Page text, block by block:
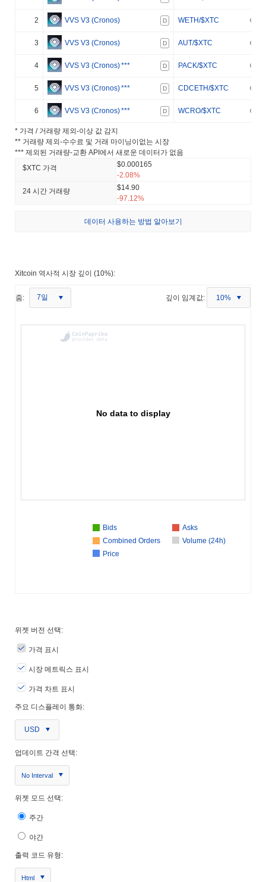
2 VVS V3 (Cronos) D WETH/$XTC
3 VVS V3 (Cronos) D AUT/$XTC
4 VVS V3 (Cronos)*** D PACK/$XTC
5 VVS V3 (Cronos)*** D CDCETH/$XTC
6 VVS V3 (Cronos)*** D WCRO/$XTC
* 가격 / 거래량 제외-이상 값 감지
** 거래량 제외-수수료 및 거래 마이닝이없는 시장
*** 제외된 거래량-교환 API에서 새로운 데이터가 없음
$XTC 가격
$0.000165
-2.08%
24 시간 거래량
$14.90
-97.12%
데이터 사용하는 방법 알아보기
Xitcoin 역사적 시장 깊이 (10%):
줌: 7일 깊이 임계값: 10%
No data to display
Bids
Asks
Combined Orders
Volume (24h)
Price
위젯 버전 선택:
가격 표시
시장 메트릭스 표시
가격 차트 표시
주요 디스플레이 통화:
USD
업데이트 간격 선택:
No Interval
위젯 모드 선택:
주간
야간
출력 코드 유형:
Html